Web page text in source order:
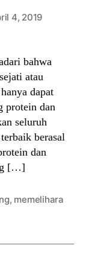
4, 2019
bahwa
atau
dapat
protein dan
seluruh
berasal
dan
[…]
, memelihara